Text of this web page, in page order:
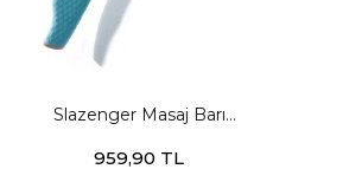
Slazenger Masaj Barı
Aksesuarları
959,90 TL